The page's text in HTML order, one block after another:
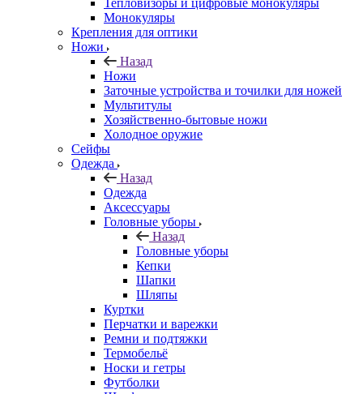
Тепловизоры и цифровые монокуляры
Монокуляры
Крепления для оптики
Ножи
Назад
Ножи
Заточные устройства и точилки для ножей
Мультитулы
Хозяйственно-бытовые ножи
Холодное оружие
Сейфы
Одежда
Назад
Одежда
Аксессуары
Головные уборы
Назад
Головные уборы
Кепки
Шапки
Шляпы
Куртки
Перчатки и варежки
Ремни и подтяжки
Термобельё
Носки и гетры
Футболки